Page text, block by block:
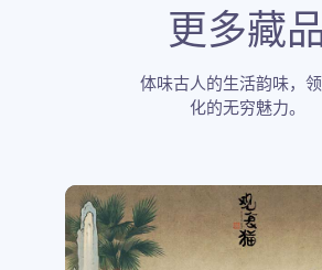
更多藏
体味古人的生活韵味，
化的无穷魅力。